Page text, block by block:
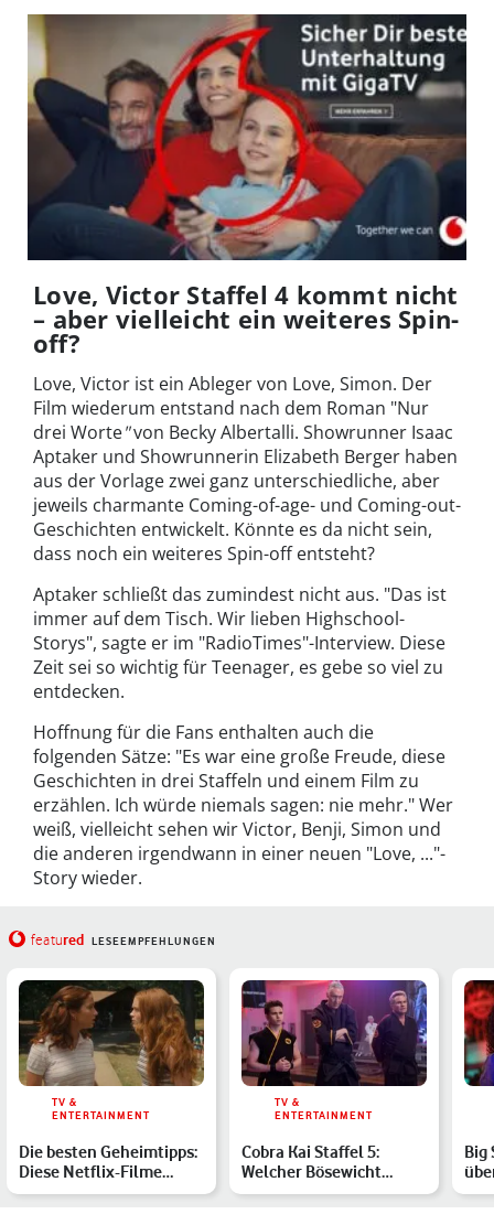
Love, Victor Staffel 4 kommt nicht
– aber vielleicht ein weiteres Spin-
off?
Love, Victor ist ein Ableger von Love, Simon. Der
Film wiederum entstand nach dem Roman "Nur
drei Worte"von Becky Albertalli. Showrunner Isaac
Aptaker und Showrunnerin Elizabeth Berger haben
aus der Vorlage zwei ganz unterschiedliche, aber
jeweils charmante Coming-of-age- und Coming-out-
Geschichten entwickelt. Könnte es da nicht sein,
dass noch ein weiteres Spin-off entsteht?
Aptaker schließt das zumindest nicht aus. "Das ist
immer auf dem Tisch. Wir lieben Highschool-
Storys", sagte er im "RadioTimes"-Interview. Diese
Zeit sei so wichtig für Teenager, es gebe so viel zu
entdecken.
Hoffnung für die Fans enthalten auch die
folgenden Sätze: "Es war eine große Freude, diese
Geschichten in drei Staffeln und einem Film zu
erzählen. Ich würde niemals sagen: nie mehr." Wer
weiß, vielleicht sehen wir Victor, Benji, Simon und
die anderen irgendwann in einer neuen "Love, ..."-
Story wieder.
featured LESEEMPFEHLUNGEN
TV &
ENTERTAINMENT
Die besten Geheimtipps:
Diese Netflix-Filme
solltest Du gesehen h…
TV &
ENTERTAINMENT
Cobra Kai Staffel 5:
Welcher Bösewicht
erwartet uns in den
Big